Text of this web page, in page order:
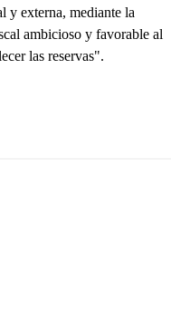
y externa, mediante la
ambicioso y favorable al
las reservas".